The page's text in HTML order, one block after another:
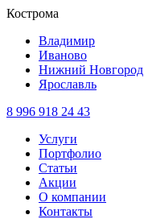
Кострома
Владимир
Иваново
Нижний Новгород
Ярославль
8 996 918 24 43
Услуги
Портфолио
Статьи
Акции
О компании
Контакты